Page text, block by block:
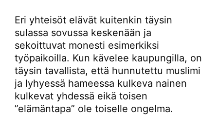
Eri yhteisöt elävät kuitenkin täysin
sulassa sovussa keskenään ja
sekoittuvat monesti esimerkiksi
työpaikoilla. Kun kävelee kaupungilla, on
täysin tavallista, että hunnutettu muslimi
ja lyhyessä hameessa kulkeva nainen
kulkevat yhdessä eikä toisen
”elämäntapa” ole toiselle ongelma.